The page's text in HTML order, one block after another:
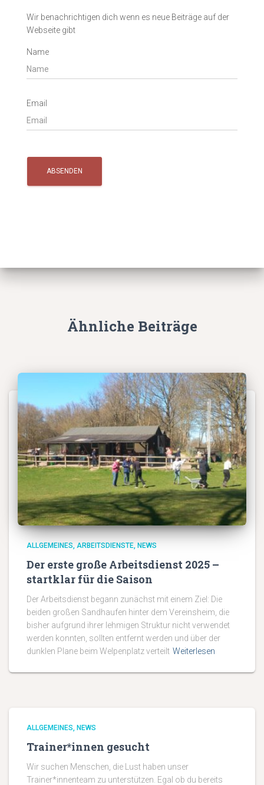
Wir benachrichtigen dich wenn es neue Beiträge auf der
Webseite gibt
Name
Email
Ähnliche Beiträge
ALLGEMEINES ARBEITSDIENSTE NEWS
Der erste große Arbeitsdienst 2025 –
startklar für die Saison
Der Arbeitsdienst begann zunächst mit einem Ziel: Die
beiden großen Sandhaufen hinter dem Vereinsheim, die
bisher aufgrund ihrer lehmigen Struktur nicht verwendet
werden konnten, sollten entfernt werden und über der
dunklen Plane beim Welpenplatz verteilt Weiterlesen
ALLGEMEINES NEWS
Trainer*innen gesucht
Wir suchen Menschen, die Lust haben unser
Trainer*innenteam zu unterstützen. Egal ob du bereits